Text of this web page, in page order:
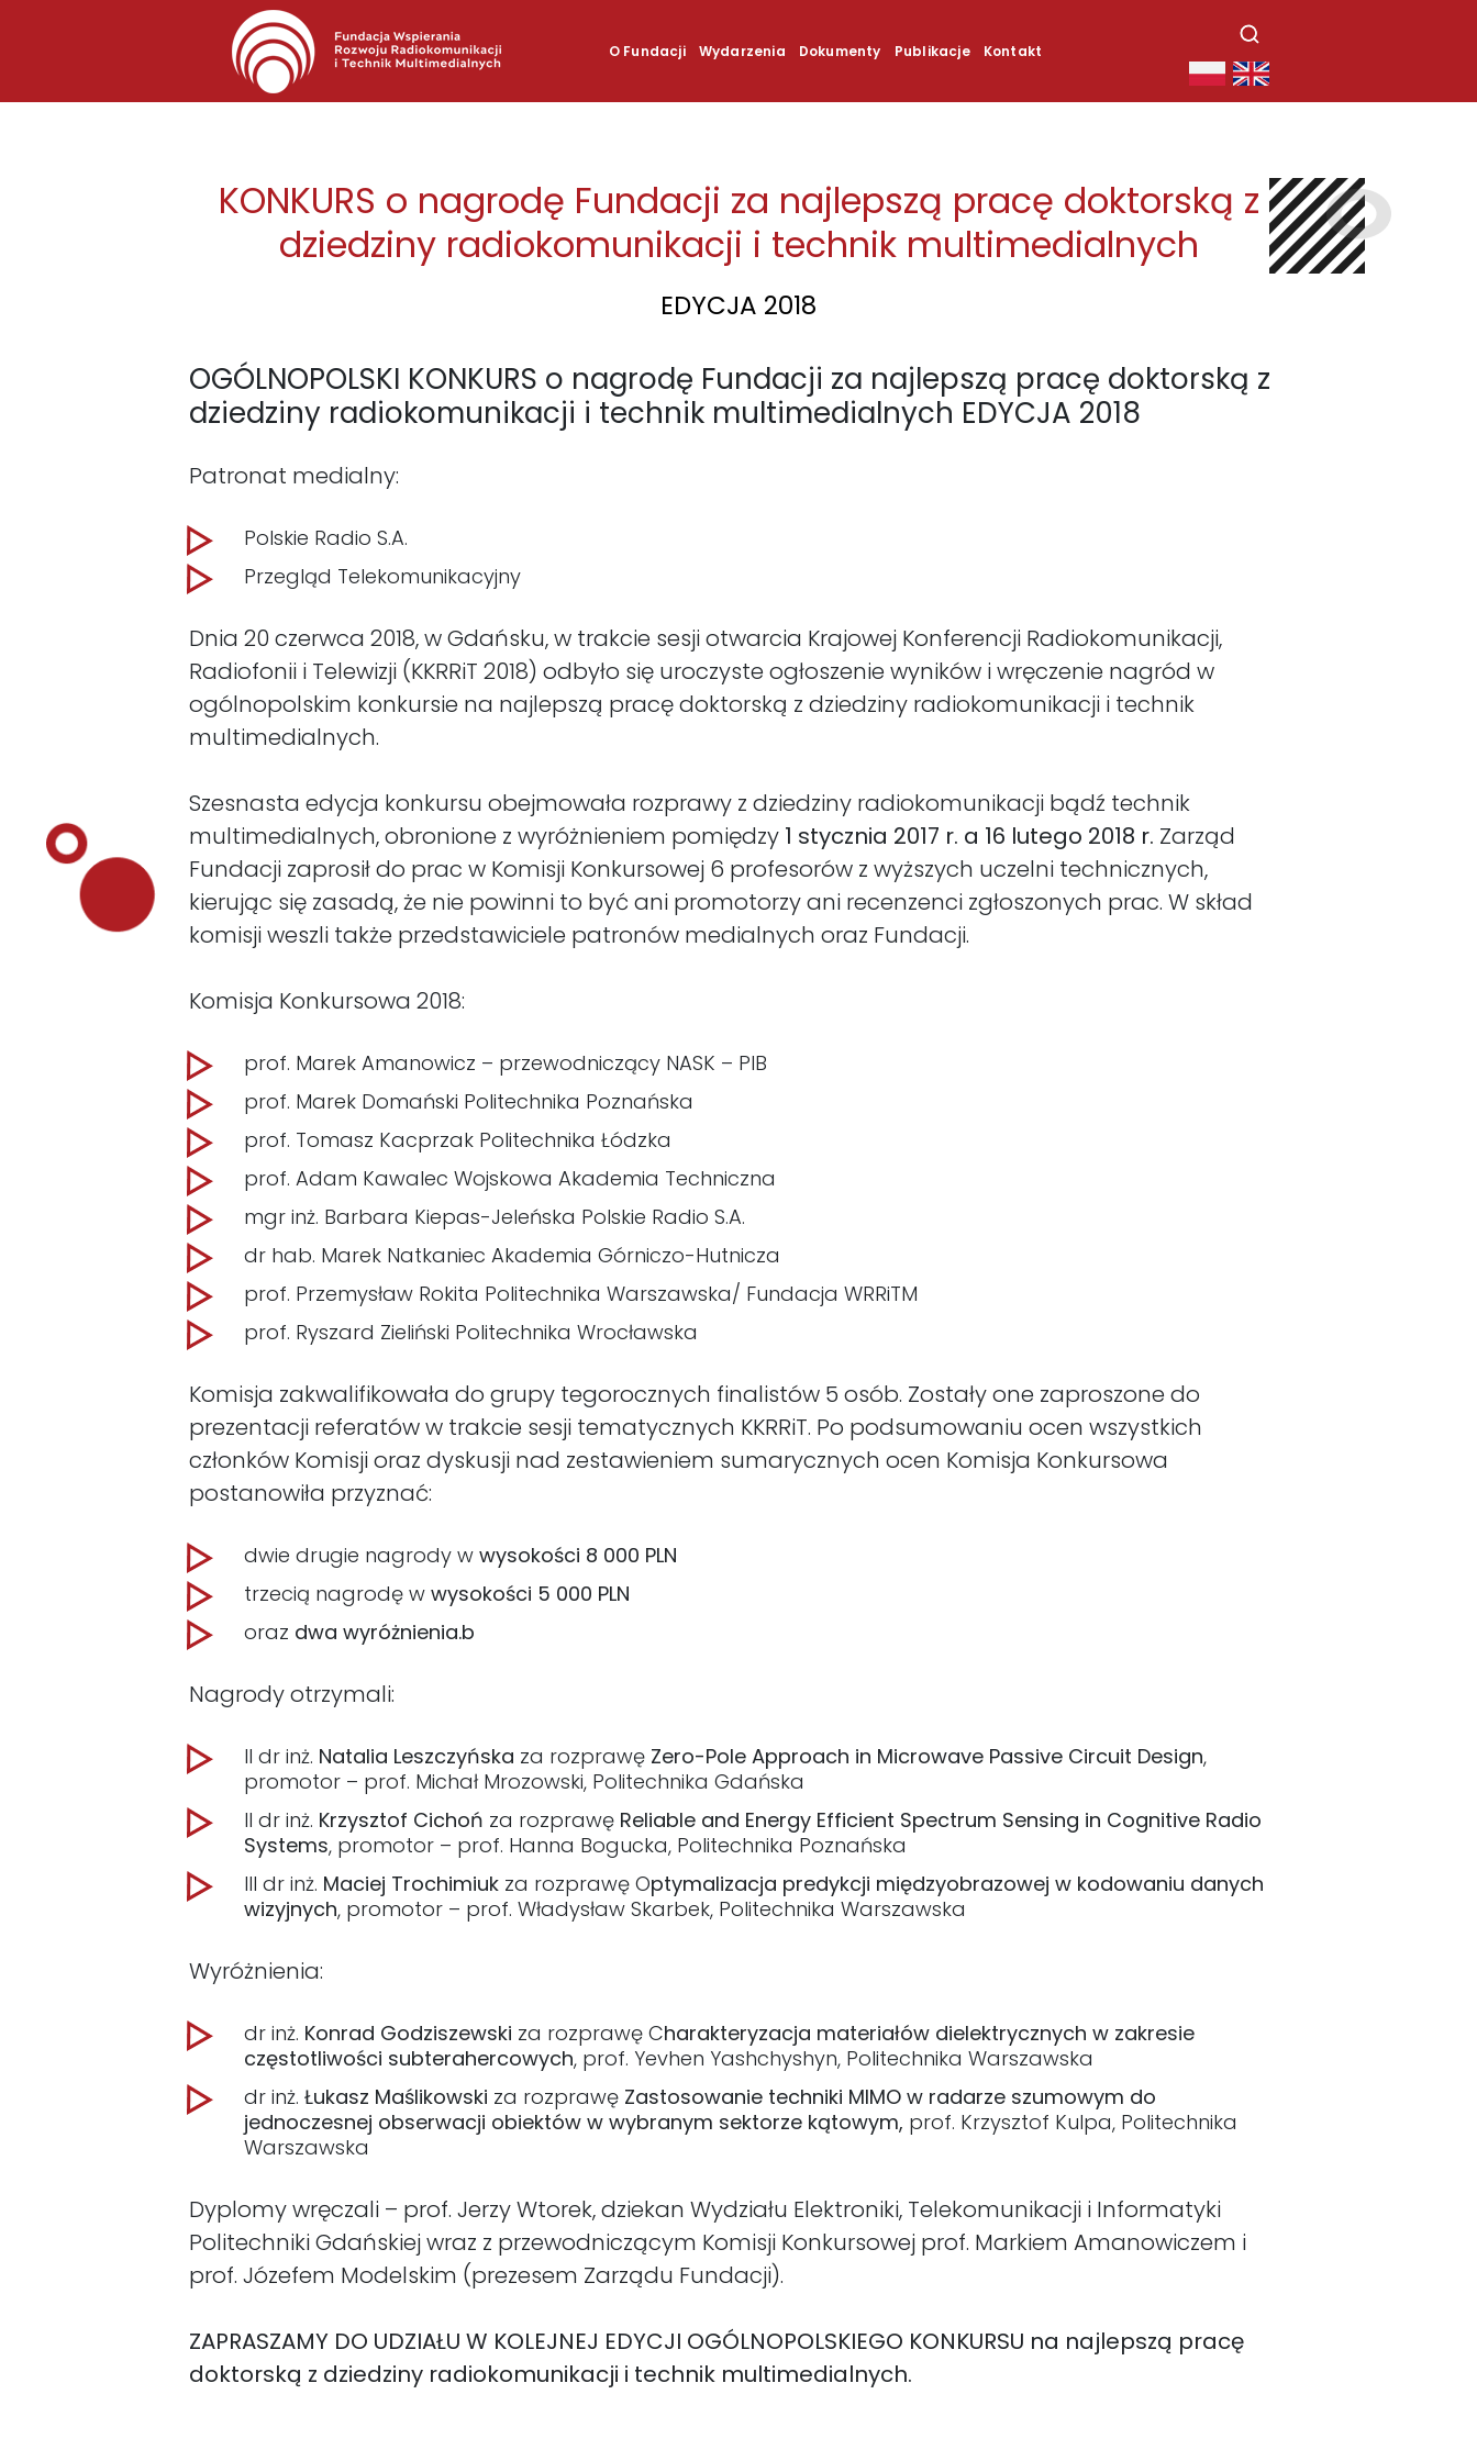
O Fundacji Wydarzenia Dokumenty Publikacje Kontakt
Polski English
KONKURS o nagrodę Fundacji za najlepszą pracę doktorską z
dziedziny radiokomunikacji i technik multimedialnych
EDYCJA 2018
OGÓLNOPOLSKI KONKURS o nagrodę Fundacji za najlepszą pracę doktorską z
dziedziny radiokomunikacji i technik multimedialnych EDYCJA 2018
Patronat medialny:
Polskie Radio S.A.
Przegląd Telekomunikacyjny
Dnia 20 czerwca 2018, w Gdańsku, w trakcie sesji otwarcia Krajowej Konferencji Radiokomunikacji,
Radiofonii i Telewizji (KKRRiT 2018) odbyło się uroczyste ogłoszenie wyników i wręczenie nagród w
ogólnopolskim konkursie na najlepszą pracę doktorską z dziedziny radiokomunikacji i technik
multimedialnych.
Szesnasta edycja konkursu obejmowała rozprawy z dziedziny radiokomunikacji bądź technik
multimedialnych, obronione z wyróżnieniem pomiędzy 1 stycznia 2017 r. a 16 lutego 2018 r. Zarząd
Fundacji zaprosił do prac w Komisji Konkursowej 6 profesorów z wyższych uczelni technicznych,
kierując się zasadą, że nie powinni to być ani promotorzy ani recenzenci zgłoszonych prac. W skład
komisji weszli także przedstawiciele patronów medialnych oraz Fundacji.
Komisja Konkursowa 2018:
prof. Marek Amanowicz – przewodniczący NASK – PIB
prof. Marek Domański Politechnika Poznańska
prof. Tomasz Kacprzak Politechnika Łódzka
prof. Adam Kawalec Wojskowa Akademia Techniczna
mgr inż. Barbara Kiepas-Jeleńska Polskie Radio S.A.
dr hab. Marek Natkaniec Akademia Górniczo-Hutnicza
prof. Przemysław Rokita Politechnika Warszawska/ Fundacja WRRiTM
prof. Ryszard Zieliński Politechnika Wrocławska
Komisja zakwalifikowała do grupy tegorocznych finalistów 5 osób. Zostały one zaproszone do
prezentacji referatów w trakcie sesji tematycznych KKRRiT. Po podsumowaniu ocen wszystkich
członków Komisji oraz dyskusji nad zestawieniem sumarycznych ocen Komisja Konkursowa
postanowiła przyznać:
dwie drugie nagrody w wysokości 8 000 PLN
trzecią nagrodę w wysokości 5 000 PLN
oraz dwa wyróżnienia.b
Nagrody otrzymali:
II dr inż. Natalia Leszczyńska za rozprawę Zero-Pole Approach in Microwave Passive Circuit Design,
promotor – prof. Michał Mrozowski, Politechnika Gdańska
II dr inż. Krzysztof Cichoń za rozprawę Reliable and Energy Efficient Spectrum Sensing in Cognitive Radio
Systems, promotor – prof. Hanna Bogucka, Politechnika Poznańska
III dr inż. Maciej Trochimiuk za rozprawę Optymalizacja predykcji międzyobrazowej w kodowaniu danych
wizyjnych, promotor – prof. Władysław Skarbek, Politechnika Warszawska
Wyróżnienia:
dr inż. Konrad Godziszewski za rozprawę Charakteryzacja materiałów dielektrycznych w zakresie
częstotliwości subterahercowych, prof. Yevhen Yashchyshyn, Politechnika Warszawska
dr inż. Łukasz Maślikowski za rozprawę Zastosowanie techniki MIMO w radarze szumowym do
jednoczesnej obserwacji obiektów w wybranym sektorze kątowym, prof. Krzysztof Kulpa, Politechnika
Warszawska
Dyplomy wręczali – prof. Jerzy Wtorek, dziekan Wydziału Elektroniki, Telekomunikacji i Informatyki
Politechniki Gdańskiej wraz z przewodniczącym Komisji Konkursowej prof. Markiem Amanowiczem i
prof. Józefem Modelskim (prezesem Zarządu Fundacji).
ZAPRASZAMY DO UDZIAŁU W KOLEJNEJ EDYCJI OGÓLNOPOLSKIEGO KONKURSU na najlepszą pracę
doktorską z dziedziny radiokomunikacji i technik multimedialnych.